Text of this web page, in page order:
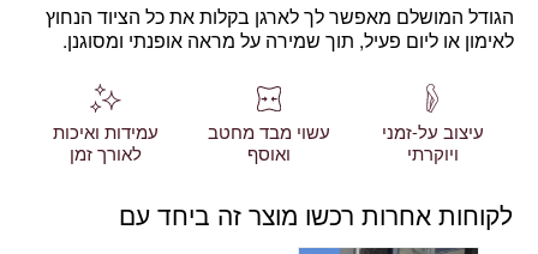
הגודל המושלם מאפשר לך לארגן בקלות את כל הציוד הנחוץ
לאימון או ליום פעיל, תוך שמירה על מראה אופנתי ומסוגנן.
עיצוב על-זמני
ויוקרתי
עשוי מבד מחטב
ואוסף
עמידות ואיכות
לאורך זמן
לקוחות אחרות רכשו מוצר זה ביחד עם